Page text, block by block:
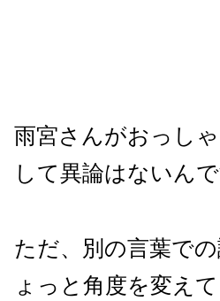
雨宮さんがおっし
して異論はないんで
ただ、別の言葉で
ょっと角度を変え